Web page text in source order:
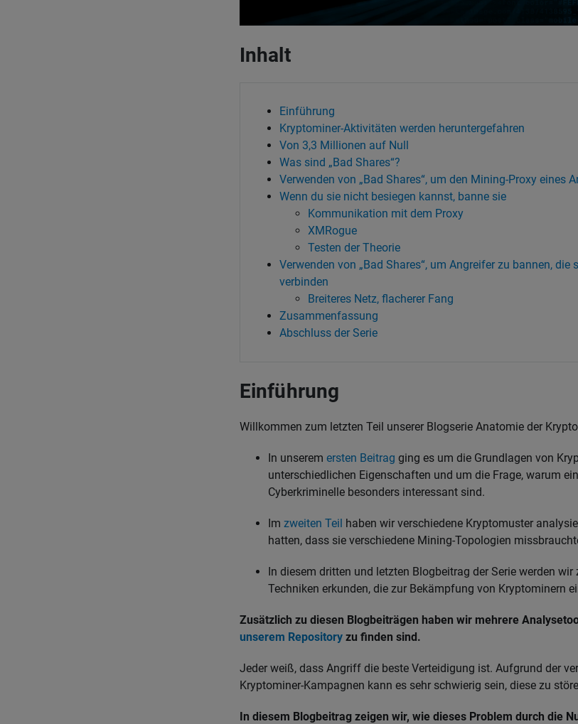
Inhalt
Einführung
Kryptominer-Aktivitäten werden heruntergefahren
Von 3,3 Millionen auf Null
Was sind „Bad Shares“?
Verwenden von „Bad Shares“, um den Mining-Proxy eines
Wenn du sie nicht besiegen kannst, banne sie
Kommunikation mit dem Proxy
XMRogue
Testen der Theorie
Verwenden von „Bad Shares“, um Angreifer zu bannen,
verbinden
Breiteres Netz, flacherer Fang
Zusammenfassung
Abschluss der Serie
Einführung
Willkommen zum letzten Teil unserer Blogserie Anatomie der
In unserem ersten Beitrag ging es um die Grundlagen von
unterschiedlichen Eigenschaften und um die Frage, warum
Cyberkriminelle besonders interessant sind.
Im zweiten Teil haben wir verschiedene Kryptomuster
hatten, dass sie verschiedene Mining-Topologien
In diesem dritten und letzten Blogbeitrag der Serie werden
Techniken erkunden, die zur Bekämpfung von Kryptominern
Zusätzlich zu diesen Blogbeiträgen haben wir mehrere
unserem Repositoryzu finden sind.
Jeder weiß, dass Angriff die beste Verteidigung ist. Aufgrund der
Kryptominer-Kampagnen kann es sehr schwierig sein, diese zu
In diesem Blogbeitrag zeigen wir, wie dieses Problem durch die